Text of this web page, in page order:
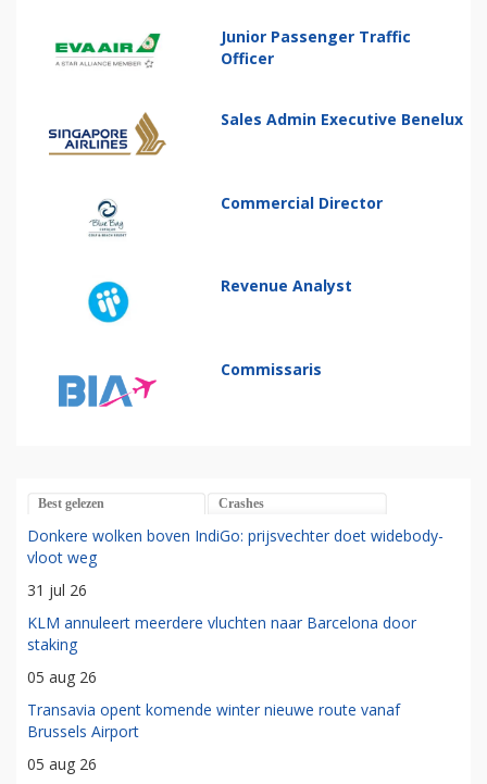
Junior Passenger Traffic
Officer
Sales Admin Executive Benelux
Commercial Director
Revenue Analyst
Commissaris
Best gelezen Crashes
Donkere wolken boven IndiGo: prijsvechter doet widebody-
vloot weg
31 jul 26
KLM annuleert meerdere vluchten naar Barcelona door
staking
05 aug 26
Transavia opent komende winter nieuwe route vanaf
Brussels Airport
05 aug 26